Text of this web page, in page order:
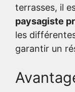
terrasses, il
paysagiste
les
garantir un